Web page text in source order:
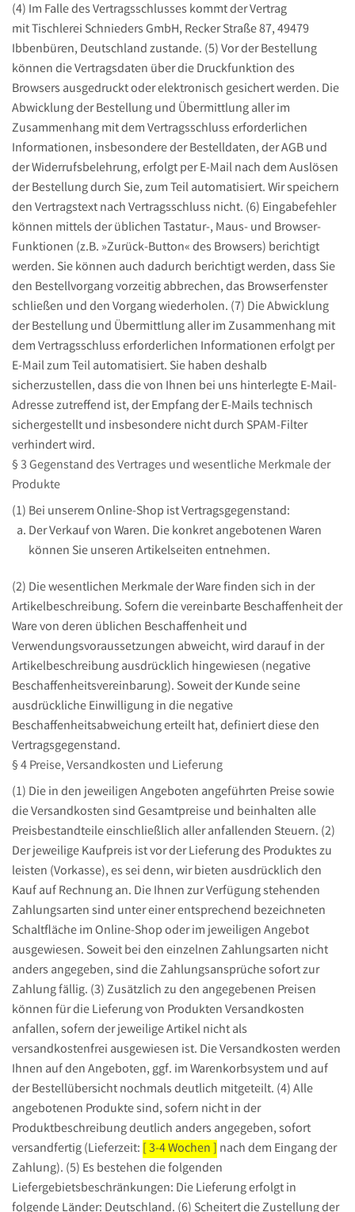
(4) Im Falle des Vertragsschlusses kommt der Vertrag
mit Tischlerei Schnieders GmbH, Recker Straße 87, 49479
Ibbenbüren, Deutschland zustande. (5) Vor der Bestellung
können die Vertragsdaten über die Druckfunktion des
Browsers ausgedruckt oder elektronisch gesichert werden. Die
Abwicklung der Bestellung und Übermittlung aller im
Zusammenhang mit dem Vertragsschluss erforderlichen
Informationen, insbesondere der Bestelldaten, der AGB und
der Widerrufsbelehrung, erfolgt per E-Mail nach dem Auslösen
der Bestellung durch Sie, zum Teil automatisiert. Wir speichern
den Vertragstext nach Vertragsschluss nicht. (6) Eingabefehler
können mittels der üblichen Tastatur-, Maus- und Browser-
Funktionen (z.B. »Zurück-Button« des Browsers) berichtigt
werden. Sie können auch dadurch berichtigt werden, dass Sie
den Bestellvorgang vorzeitig abbrechen, das Browserfenster
schließen und den Vorgang wiederholen. (7) Die Abwicklung
der Bestellung und Übermittlung aller im Zusammenhang mit
dem Vertragsschluss erforderlichen Informationen erfolgt per
E-Mail zum Teil automatisiert. Sie haben deshalb
sicherzustellen, dass die von Ihnen bei uns hinterlegte E-Mail-
Adresse zutreffend ist, der Empfang der E-Mails technisch
sichergestellt und insbesondere nicht durch SPAM-Filter
verhindert wird.
§ 3 Gegenstand des Vertrages und wesentliche Merkmale der
Produkte
(1) Bei unserem Online-Shop ist Vertragsgegenstand:
Der Verkauf von Waren. Die konkret angebotenen Waren
können Sie unseren Artikelseiten entnehmen.
(2) Die wesentlichen Merkmale der Ware finden sich in der
Artikelbeschreibung. Sofern die vereinbarte Beschaffenheit der
Ware von deren üblichen Beschaffenheit und
Verwendungsvoraussetzungen abweicht, wird darauf in der
Artikelbeschreibung ausdrücklich hingewiesen (negative
Beschaffenheitsvereinbarung). Soweit der Kunde seine
ausdrückliche Einwilligung in die negative
Beschaffenheitsabweichung erteilt hat, definiert diese den
Vertragsgegenstand.
§ 4 Preise, Versandkosten und Lieferung
(1) Die in den jeweiligen Angeboten angeführten Preise sowie
die Versandkosten sind Gesamtpreise und beinhalten alle
Preisbestandteile einschließlich aller anfallenden Steuern. (2)
Der jeweilige Kaufpreis ist vor der Lieferung des Produktes zu
leisten (Vorkasse), es sei denn, wir bieten ausdrücklich den
Kauf auf Rechnung an. Die Ihnen zur Verfügung stehenden
Zahlungsarten sind unter einer entsprechend bezeichneten
Schaltfläche im Online-Shop oder im jeweiligen Angebot
ausgewiesen. Soweit bei den einzelnen Zahlungsarten nicht
anders angegeben, sind die Zahlungsansprüche sofort zur
Zahlung fällig. (3) Zusätzlich zu den angegebenen Preisen
können für die Lieferung von Produkten Versandkosten
anfallen, sofern der jeweilige Artikel nicht als
versandkostenfrei ausgewiesen ist. Die Versandkosten werden
Ihnen auf den Angeboten, ggf. im Warenkorbsystem und auf
der Bestellübersicht nochmals deutlich mitgeteilt. (4) Alle
angebotenen Produkte sind, sofern nicht in der
Produktbeschreibung deutlich anders angegeben, sofort
versandfertig (Lieferzeit: [ 3-4 Wochen ] nach dem Eingang der
Zahlung). (5) Es bestehen die folgenden
Liefergebietsbeschränkungen: Die Lieferung erfolgt in